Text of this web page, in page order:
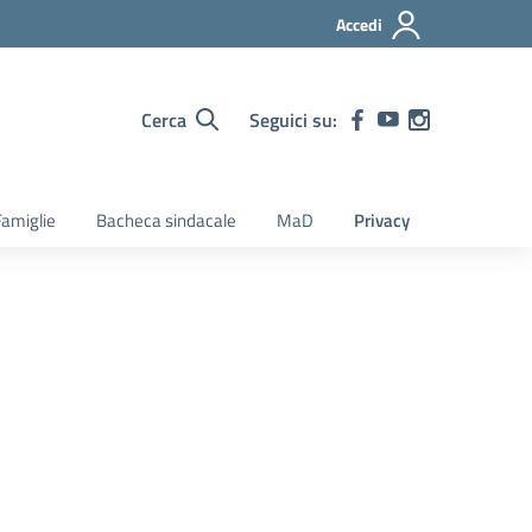
Accedi
Cerca Seguici su:
Bacheca sindacale MaD Privacy